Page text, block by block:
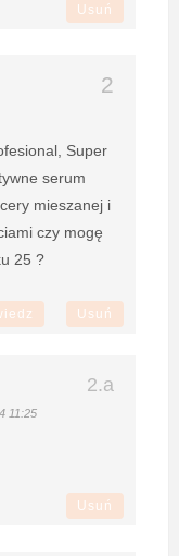
Usuń
Super
serum
mieszanej i
czy mogę
25 ?
Usuń
11:25
Usuń